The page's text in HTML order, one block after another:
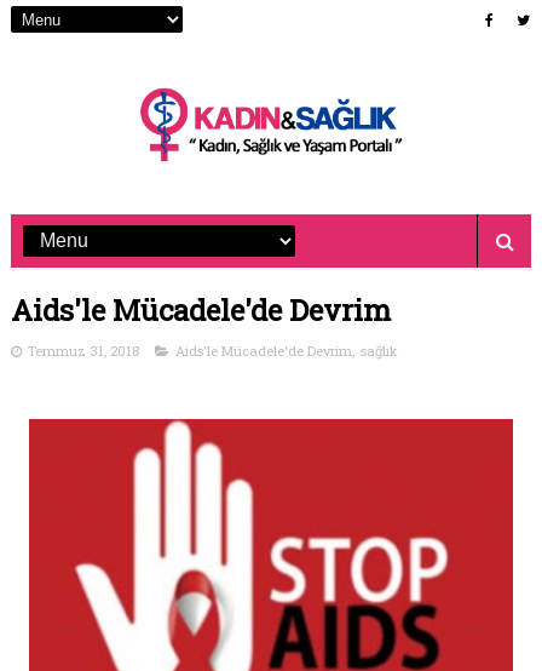
Aids'le Mücadele'de Devrim
Temmuz 31, 2018 Aids'le Mücadele'de Devrim, sağlık